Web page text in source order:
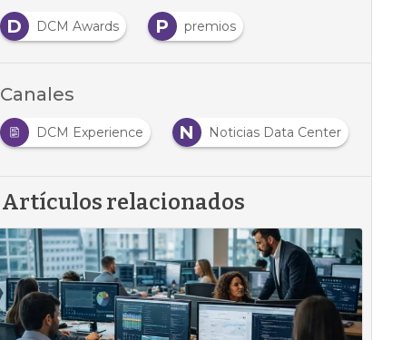
D
DCM Awards P premios
Canales
DCM Experience N Noticias Data Center
Artículos relacionados